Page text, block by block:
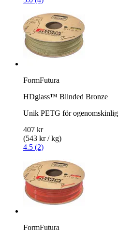
FormFutura
HDglass™ Blinded Bronze
Unik PETG för
407 kr
(543 kr / kg)
4.5 (2)
FormFutura